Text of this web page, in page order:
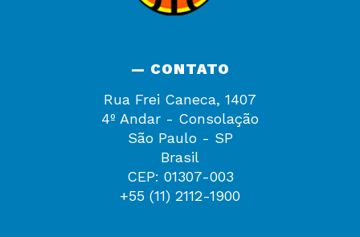
— CONTATO
Rua Frei Caneca, 1407
4º Andar - Consolação
São Paulo - SP
Brasil
CEP: 01307-003
+55 (11) 2112-1900